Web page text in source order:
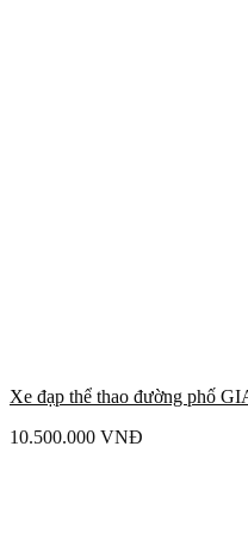
Xe đạp thể thao đường phố
10.500.000 VNĐ